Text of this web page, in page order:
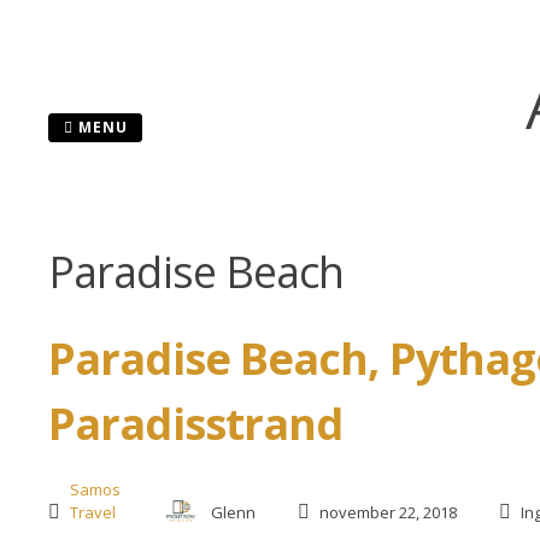
MENU
Paradise Beach
Paradise Beach,
Paradisstrand
Samos
Travel
Glenn november 22, 2018